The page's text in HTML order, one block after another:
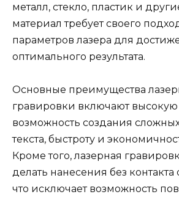
металл, стекло, пластик и
материал требует своего
параметров лазера для
оптимального результата.
Основные преимущества
гравировки включают высокую
возможность создания
текста, быстроту и
Кроме того, лазерная
делать нанесения без
что исключает возможность